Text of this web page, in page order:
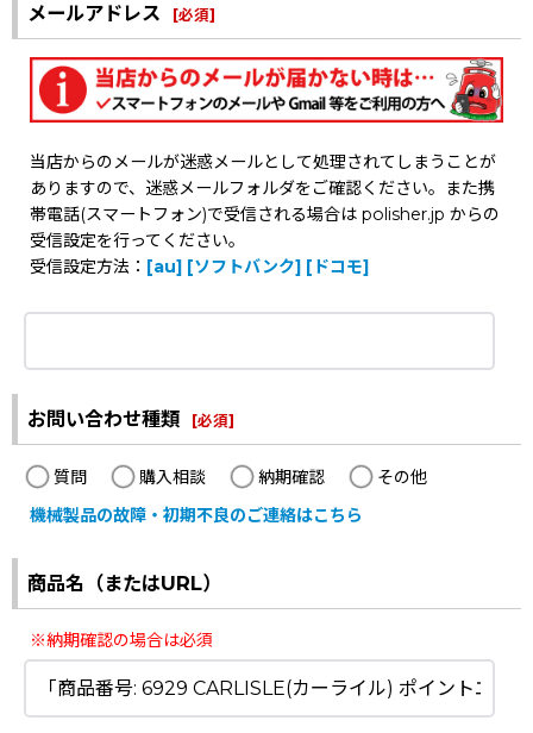
メールアドレス [必須]
当店からのメールが迷惑メールとして処理されてしまうことが
ありますので、迷惑メールフォルダをご確認ください。また携
帯電話(スマートフォン)で受信される場合は polisher.jp からの
受信設定を行ってください。
受信設定方法： [au] [ソフトバンク] [ドコモ]
お問い合わせ種類 [必須]
質問 購入相談 納期確認
その他
機械製品の故障・初期不良のご連絡はこちら
商品名（またはURL）
※納期確認の場合は必須